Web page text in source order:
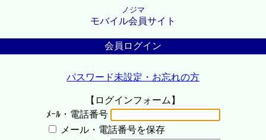
ノジマ
モバイル会員サイト
会員ログイン
パスワード未設定・お忘れの方
【ログインフォーム】
ﾒｰﾙ・電話番号
メール・電話番号を保存